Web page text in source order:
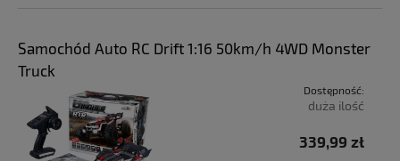
Samochód Auto RC Drift 1:16 50km/h 4WD Monster
Truck
Dostępność:
duża ilość
339,99 zł